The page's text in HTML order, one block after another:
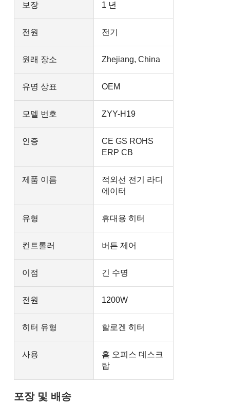
보장 1 년
전원 전기
원래 장소 Zhejiang, China
유명 상표 OEM
모델 번호 ZYY-H19
인증
CE GS ROHS
ERP CB
제품 이름
적외선 전기 라디
에이터
유형 휴대용 히터
컨트롤러 버튼 제어
이점 긴 수명
전원 1200W
히터 유형 할로겐 히터
사용
홈 오피스 데스크
탑
포장 및 배송